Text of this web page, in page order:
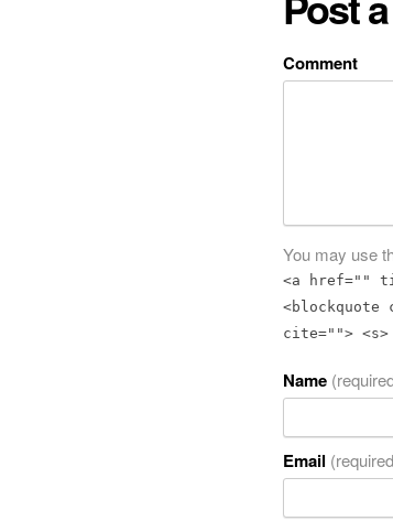
Comment
You may use
<a href=""
<blockquote
cite="">
Name
Email